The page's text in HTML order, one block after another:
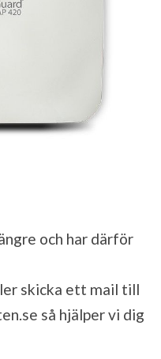
och har därför
skicka ett mail till
så hjälper vi dig